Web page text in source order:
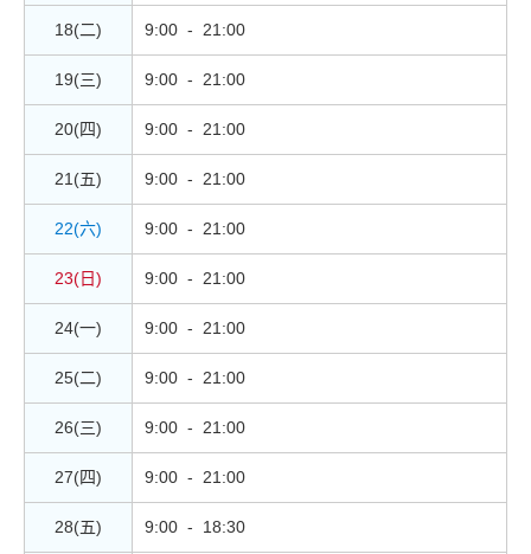
18(二) 9:00 - 21:00
19(三) 9:00 - 21:00
20(四) 9:00 - 21:00
21(五) 9:00 - 21:00
22(六) 9:00 - 21:00
23(日) 9:00 - 21:00
24(一) 9:00 - 21:00
25(二) 9:00 - 21:00
26(三) 9:00 - 21:00
27(四) 9:00 - 21:00
28(五) 9:00 - 18:30